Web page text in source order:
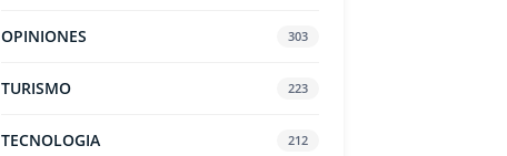
OPINIONES 303
TURISMO 223
TECNOLOGIA 212